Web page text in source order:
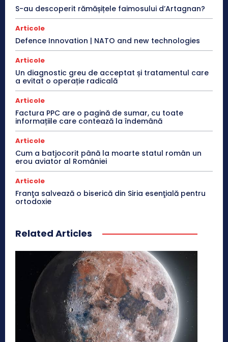
S-au descoperit rămășițele faimosului d’Artagnan?
Articole
Defence Innovation | NATO and new technologies
Articole
Un diagnostic greu de acceptat și tratamentul care
a evitat o operație radicală
Articole
Factura PPC are o pagină de sumar, cu toate
informațiile care contează la îndemână
Articole
Cum a batjocorit până la moarte statul român un
erou aviator al României
Articole
Franţa salvează o biserică din Siria esenţială pentru
ortodoxie
Related Articles